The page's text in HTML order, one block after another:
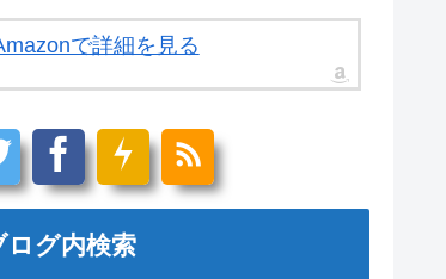
で詳細を見る
ログ内検索